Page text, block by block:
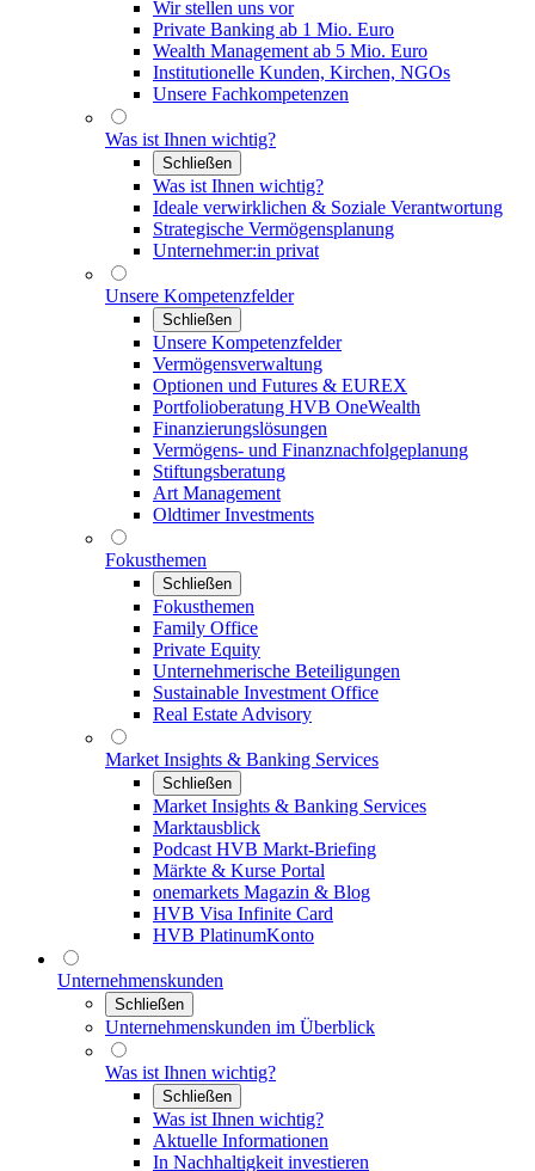
Wir stellen uns vor
Private Banking ab 1 Mio. Euro
Wealth Management ab 5 Mio. Euro
Institutionelle Kunden, Kirchen, NGOs
Unsere Fachkompetenzen
Was ist Ihnen wichtig?
Schließen
Was ist Ihnen wichtig?
Ideale verwirklichen & Soziale Verantwortung
Strategische Vermögensplanung
Unternehmer:in privat
Unsere Kompetenzfelder
Schließen
Unsere Kompetenzfelder
Vermögensverwaltung
Optionen und Futures & EUREX
Portfolioberatung HVB OneWealth
Finanzierungslösungen
Vermögens- und Finanznachfolgeplanung
Stiftungsberatung
Art Management
Oldtimer Investments
Fokusthemen
Schließen
Fokusthemen
Family Office
Private Equity
Unternehmerische Beteiligungen
Sustainable Investment Office
Real Estate Advisory
Market Insights & Banking Services
Schließen
Market Insights & Banking Services
Marktausblick
Podcast HVB Markt-Briefing
Märkte & Kurse Portal
onemarkets Magazin & Blog
HVB Visa Infinite Card
HVB PlatinumKonto
Unternehmenskunden
Schließen
Unternehmenskunden im Überblick
Was ist Ihnen wichtig?
Schließen
Was ist Ihnen wichtig?
Aktuelle Informationen
In Nachhaltigkeit investieren